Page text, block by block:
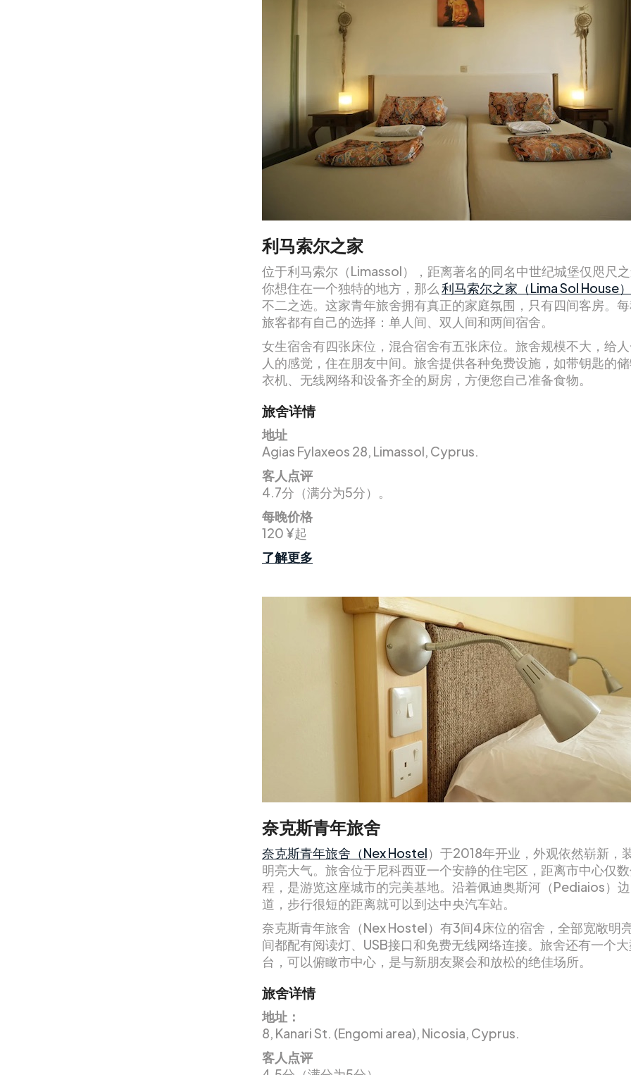
利马索尔之家
位于利马索尔（Limassol），距离著名的同名中世纪城堡仅咫尺
你想住在一个独特的地方，那么 利马索尔之家（Lima Sol House）
不二之选。这家青年旅舍拥有真正的家庭氛围，只有四间客房。
旅客都有自己的选择：单人间、双人间和两间宿舍。
女生宿舍有四张床位，混合宿舍有五张床位。旅舍规模不大，给
人的感觉，住在朋友中间。旅舍提供各种免费设施，如带钥匙的
衣机、无线网络和设备齐全的厨房，方便您自己准备食物。
旅舍详情
地址
Agias Fylaxeos 28, Limassol, Cyprus.
客人点评
4.7分（满分为5分）。
每晚价格
120 ¥起
了解更多
奈克斯青年旅舍
奈克斯青年旅舍（Nex Hostel）于2018年开业，外观依然崭新，
明亮大气。旅舍位于尼科西亚一个安静的住宅区，距离市中心仅
程，是游览这座城市的完美基地。沿着佩迪奥斯河（Pediaios）
道，步行很短的距离就可以到达中央汽车站。
奈克斯青年旅舍（Nex Hostel）有3间4床位的宿舍，全部宽敞明
间都配有阅读灯、USB接口和免费无线网络连接。旅舍还有一个
台，可以俯瞰市中心，是与新朋友聚会和放松的绝佳场所。
旅舍详情
地址：
8, Kanari St. (Engomi area), Nicosia, Cyprus.
客人点评